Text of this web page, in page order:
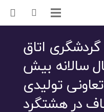
اتاق
سالانه بیش
تولیدی
در هشتگرد